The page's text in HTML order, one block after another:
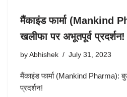
मैंकाइंड फार्मा (Mankind
खलीफा पर अभूतपूर्व प्रदर्शन!
by Abhishek July 31, 2023
मैंकाइंड फार्मा (Mankind Pharma):
प्रदर्शन!